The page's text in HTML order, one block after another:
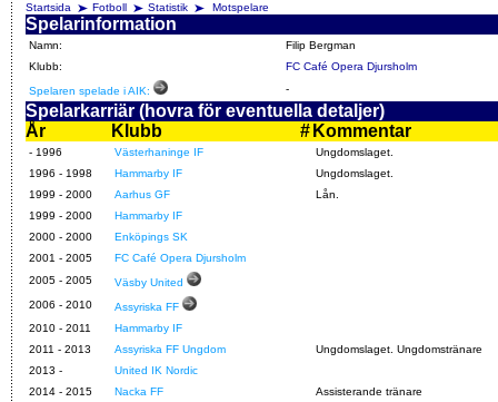
Startsida
Fotboll Statistik Motspelare
Spelarinformation
Namn:
Filip Bergman
Klubb:
FC Café Opera Djursholm
Spelaren spelade i AIK:
-
Spelarkarriär (hovra för eventuella detaljer)
År
Klubb # Kommentar
- 1996 Västerhaninge IF
Ungdomslaget.
1996 - 1998
Hammarby IF
Ungdomslaget.
1999 - 2000
Aarhus GF
Lån.
1999 - 2000
Hammarby IF
2000 - 2000
Enköpings SK
2001 - 2005
FC Café Opera Djursholm
2005 - 2005
Väsby United
2006 - 2010
Assyriska FF
2010 - 2011
Hammarby IF
2011 - 2013
Assyriska FF Ungdom
Ungdomslaget. Ungdomstränare
2013 -
United IK Nordic
2014 - 2015 Nacka FF
Assisterande tränare